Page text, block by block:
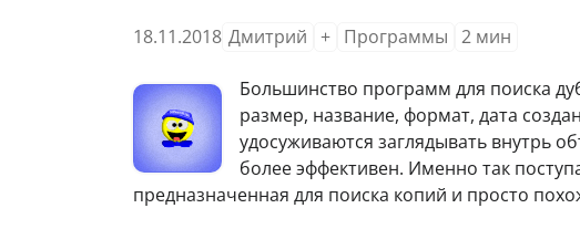
18.11.2018 Дмитрий + Программы 2 мин
Большинство программ для поиска
размер, название, формат, дата
удосуживаются заглядывать внутрь
более эффективен. Именно так
предназначенная для поиска копий и просто